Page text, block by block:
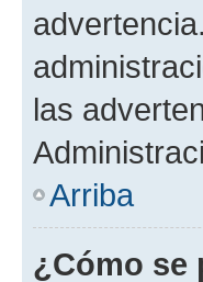
las
Arriba
¿Cómo se